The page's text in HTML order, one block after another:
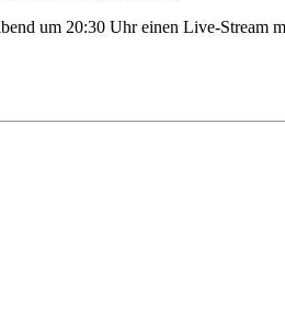
um 20:30 Uhr einen Live-Stream